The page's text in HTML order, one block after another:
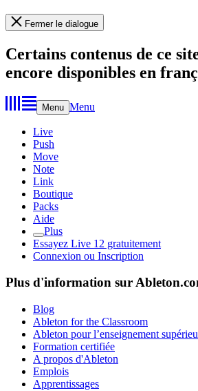
Fermer le dialogue
Certains contenus de ce
encore disponibles en
Menu Menu
Live
Push
Move
Note
Link
Boutique
Packs
Aide
Plus
Essayez Live 12 gratuitement
Connexion ou Inscription
Plus d'information sur
Blog
Ableton for the Classroom
Ableton pour l’enseignement
Formation certifiée
A propos d'Ableton
Emplois
Apprentissages